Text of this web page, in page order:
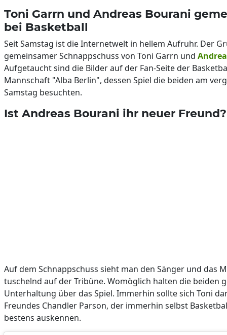
Toni Garrn und Andreas Bourani
bei Basketball
Seit Samstag ist die Internetwelt in hellem Aufruhr. Der
gemeinsamer Schnappschuss von Toni Garrn und
Aufgetaucht sind die Bilder auf der Fan-Seite der
Mannschaft "Alba Berlin", dessen Spiel die beiden am
Samstag besuchten.
Ist Andreas Bourani ihr neuer Freund?
Auf dem Schnappschuss sieht man den Sänger und das
tuschelnd auf der Tribüne. Womöglich halten die beiden
Unterhaltung über das Spiel. Immerhin sollte sich Toni
Freundes Chandler Parson, der immerhin selbst
bestens auskennen.